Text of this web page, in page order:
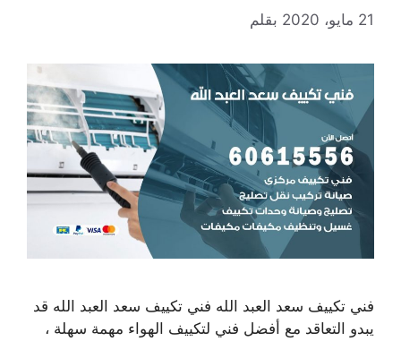
21 مايو، 2020 بقلم
فني تكييف سعد العبد الله فني تكييف سعد العبد الله قد
يبدو التعاقد مع أفضل فني لتكييف الهواء مهمة سهلة ،